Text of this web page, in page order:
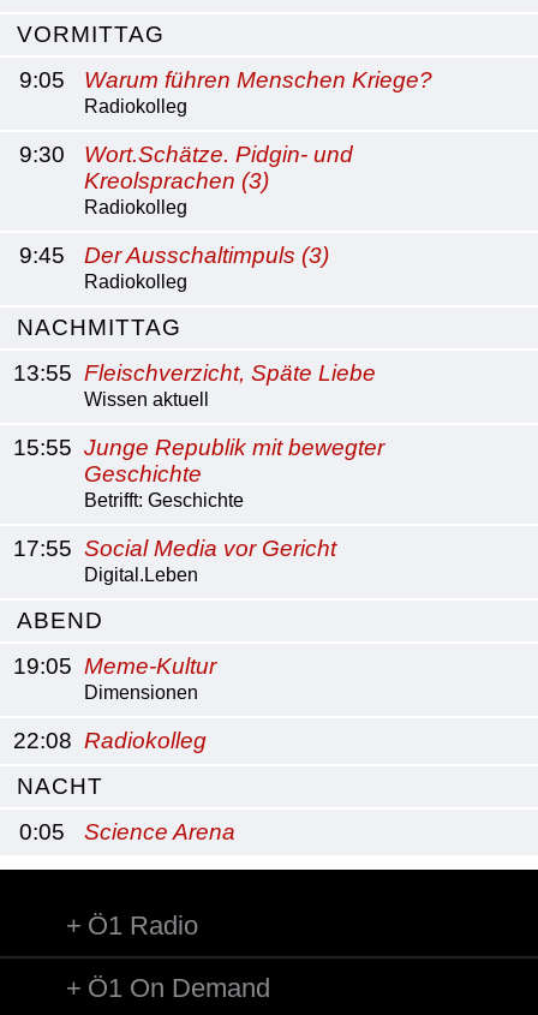
VORMITTAG
9:05
Warum führen Menschen Kriege?
Radiokolleg
9:30
Wort.Schätze. Pidgin- und
Kreolsprachen (3)
Radiokolleg
9:45 Der Ausschaltimpuls (3)
Radiokolleg
NACHMITTAG
13:55 Fleischverzicht, Späte Liebe
Wissen aktuell
15:55 Junge Republik mit bewegter
Geschichte
Betrifft: Geschichte
17:55 Social Media vor Gericht
Digital.Leben
ABEND
19:05 Meme-Kultur
Dimensionen
22:08 Radiokolleg
NACHT
0:05
Science Arena
Ö1 Radio
Ö1 On Demand